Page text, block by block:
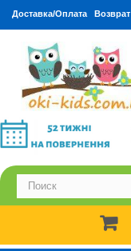
Доставка/Оплата Возврат